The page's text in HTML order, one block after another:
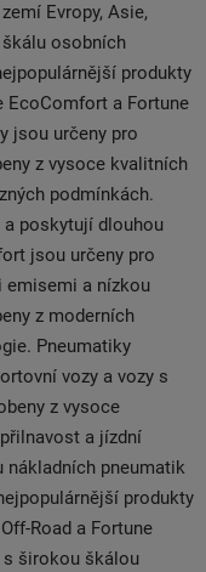
Evropy, Asie,
osobních
produkty
EcoComfort a Fortune
jsou určeny pro
z vysoce kvalitních
podmínkách.
poskytují dlouhou
jsou určeny pro
emisemi a nízkou
z moderních
Pneumatiky
vozy a vozy s
z vysoce
a jízdní
pneumatik
produkty
Road a Fortune
s širokou škálou